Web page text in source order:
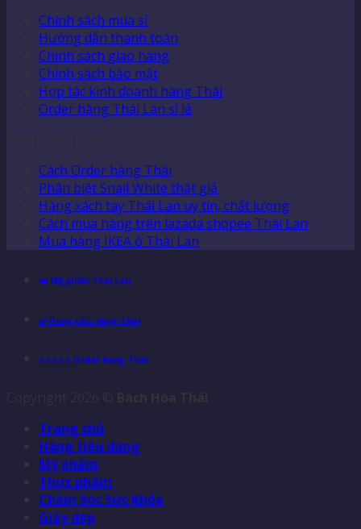
Chính sách mua sỉ
Hướng dẫn thanh toán
Chính sách giao hàng
Chính sách bảo mật
Hợp tác kinh doanh hàng Thái
Order hàng Thái Lan sỉ lẻ
Thông tin hỗ trợ
Cách Order hàng Thái
Phân biệt Snail White thật giả
Hàng xách tay Thái Lan uy tín, chất lượng
Cách mua hàng trên lazada shopee Thái Lan
Mua hàng IKEA ở Thái Lan
❤️ Mỹ phẩm Thái Lan
✔️ Hàng tiêu dùng Thái
⭐⭐⭐⭐⭐ Order hàng Thái
Trang chủ
Hàng tiêu dùng
Mỹ phẩm
Thực phẩm
Chăm Sóc Sức Khỏe
Giày dép